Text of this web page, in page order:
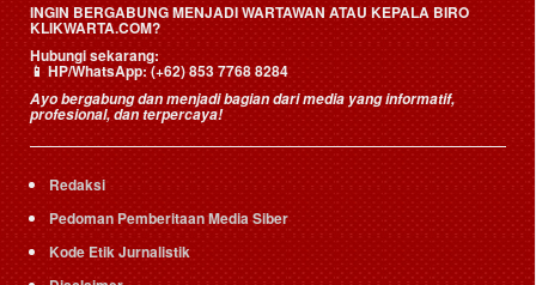
INGIN BERGABUNG MENJADI WARTAWAN ATAU KEPALA BIRO
KLIKWARTA.COM?
Hubungi sekarang:
📱HP/WhatsApp:(+62) 853 7768 8284
Ayo bergabung dan menjadi bagian dari media yang informatif,
profesional, dan terpercaya!
Redaksi
Pedoman Pemberitaan Media Siber
Kode Etik Jurnalistik